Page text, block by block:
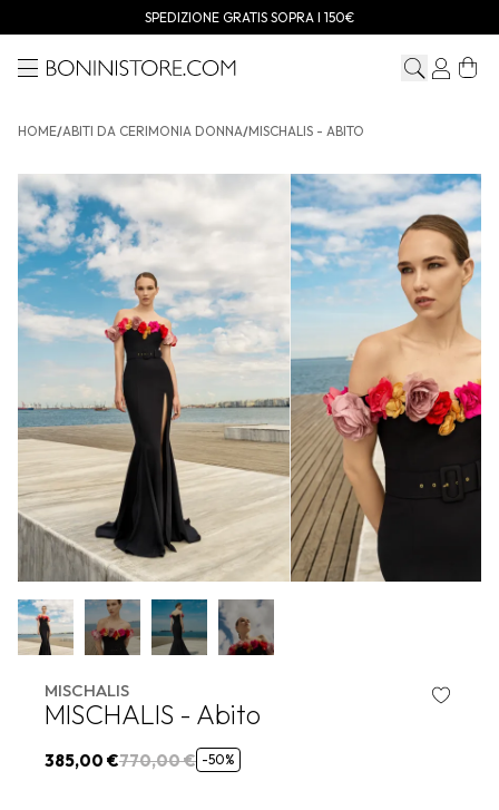
SPEDIZIONE GRATIS SOPRA I 150€
MenuBonini store
HOME/ABITI DA CERIMONIA DONNA/MISCHALIS - ABITO
MISCHALIS - Abito
MISCHALIS
MISCHALIS - Abito
385,00 €770,00 € -50%